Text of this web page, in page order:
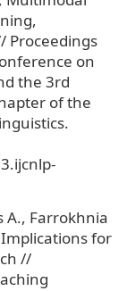
Proceedings
on
the 3rd
of the
A., Farrokhnia
Implications for
//